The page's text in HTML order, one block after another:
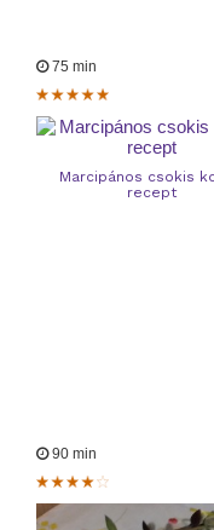
75 min
Marcipános csokis
recept
90 min